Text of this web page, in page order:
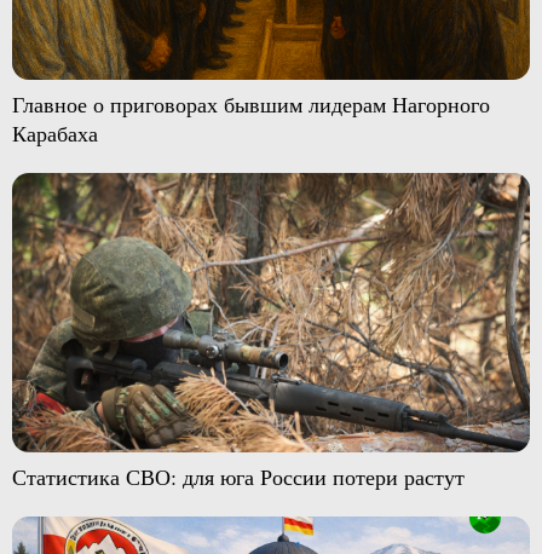
Главное о приговорах бывшим лидерам Нагорного
Карабаха
Статистика СВО: для юга России потери растут